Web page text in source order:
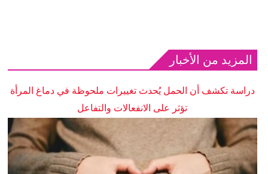
المزيد من الأخبار
دراسة تكشف أن الحمل يُحدث تغييرات ملحوظة في دماغ المرأة
تؤثر على الانفعالات والتفاعل